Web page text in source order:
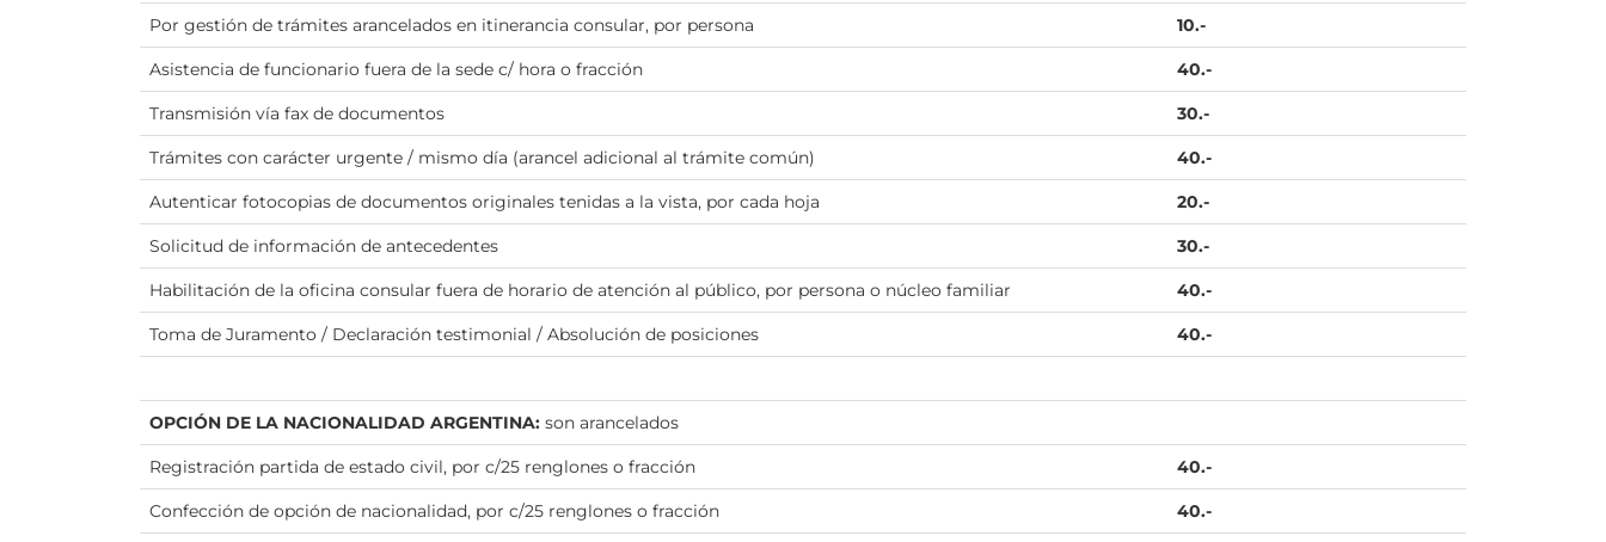
Por gestión de trámites arancelados en itinerancia consular, por persona 10.-
Asistencia de funcionario fuera de la sede c/ hora o fracción 40.-
Transmisión vía fax de documentos 30.-
Trámites con carácter urgente / mismo día (arancel adicional al trámite común) 40.-
Autenticar fotocopias de documentos originales tenidas a la vista, por cada hoja 20.-
Solicitud de información de antecedentes 30.-
Habilitación de la oficina consular fuera de horario de atención al público, por persona o núcleo familiar 40.-
Toma de Juramento / Declaración testimonial / Absolución de posiciones 40.-
OPCIÓN DE LA NACIONALIDAD ARGENTINA: son arancelados
Registración partida de estado civil, por c/25 renglones o fracción 40.-
Confección de opción de nacionalidad, por c/25 renglones o fracción 40.-